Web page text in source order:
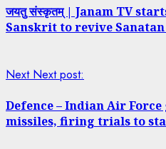
जयतु संस्कृतम् | Janam TV
Sanskrit to revive
Next Next post:
Defence – Indian Air
missiles, firing trials to